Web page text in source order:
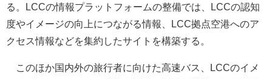
る。LCCの情報プラットフォームの整備では、LCCの認知
度やイメージの向上につながる情報、LCC拠点空港へのア
クセス情報などを集約したサイトを構築する。
このほか国内外の旅行者に向けた高速バス、LCCのイメ